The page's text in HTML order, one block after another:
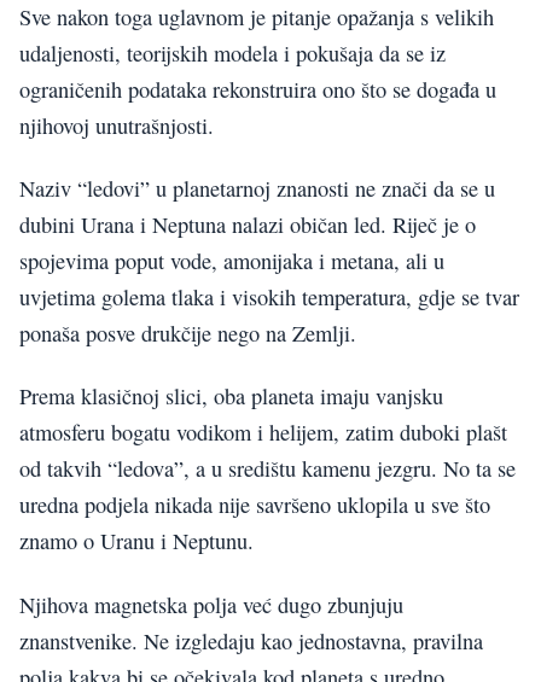
Sve nakon toga uglavnom je pitanje opažanja s velikih
udaljenosti, teorijskih modela i pokušaja da se iz
ograničenih podataka rekonstruira ono što se događa u
njihovoj unutrašnjosti.
Naziv “ledovi” u planetarnoj znanosti ne znači da se u
dubini Urana i Neptuna nalazi običan led. Riječ je o
spojevima poput vode, amonijaka i metana, ali u
uvjetima golema tlaka i visokih temperatura, gdje se tvar
ponaša posve drukčije nego na Zemlji.
Prema klasičnoj slici, oba planeta imaju vanjsku
atmosferu bogatu vodikom i helijem, zatim duboki plašt
od takvih “ledova”, a u središtu kamenu jezgru. No ta se
uredna podjela nikada nije savršeno uklopila u sve što
znamo o Uranu i Neptunu.
Njihova magnetska polja već dugo zbunjuju
znanstvenike. Ne izgledaju kao jednostavna, pravilna